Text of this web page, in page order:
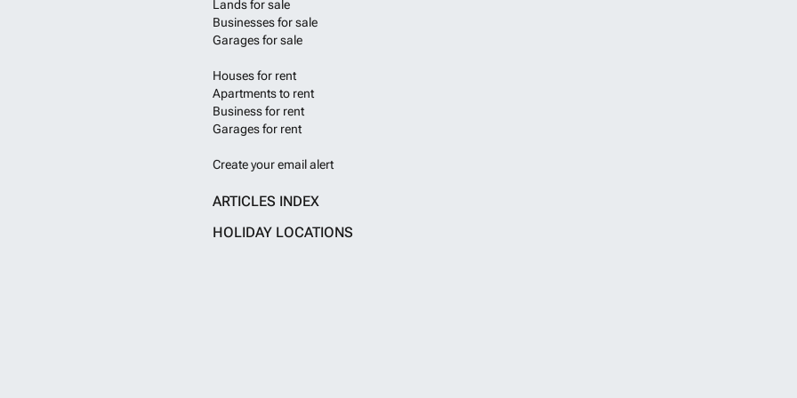
reception room of over 100 sqm, flooded with light thanks to its large
family, friends, or privileged guests in an exclusive setting. --- # The
Lands for sale
Businesses for sale
Garages for sale
Houses for rent
Apartments to rent
Business for rent
Garages for rent
Create your email alert
ARTICLES INDEX
HOLIDAY LOCATIONS